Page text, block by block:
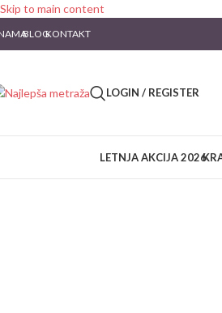
Skip to main content
BLOGKONTAKT
LOGIN / REGISTER
LETNJA AKCIJA 2026